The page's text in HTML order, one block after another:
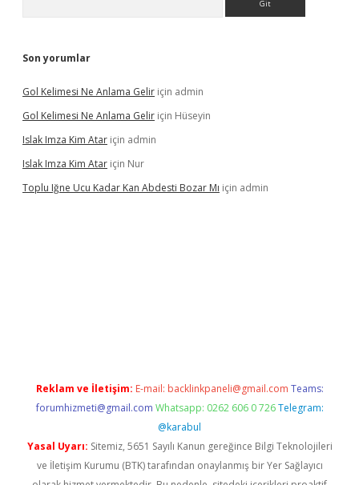
Son yorumlar
Gol Kelimesi Ne Anlama Gelir için admin
Gol Kelimesi Ne Anlama Gelir için Hüseyin
Islak Imza Kim Atar için admin
Islak Imza Kim Atar için Nur
Toplu Iğne Ucu Kadar Kan Abdesti Bozar Mı için admin
Reklam ve İletişim: E-mail: backlinkpaneli@gmail.com Teams:
forumhizmeti@gmail.com Whatsapp: 0262 606 0 726 Telegram:
@karabul
Yasal Uyarı: Sitemiz, 5651 Sayılı Kanun gereğince Bilgi Teknolojileri
ve İletişim Kurumu (BTK) tarafından onaylanmış bir Yer Sağlayıcı